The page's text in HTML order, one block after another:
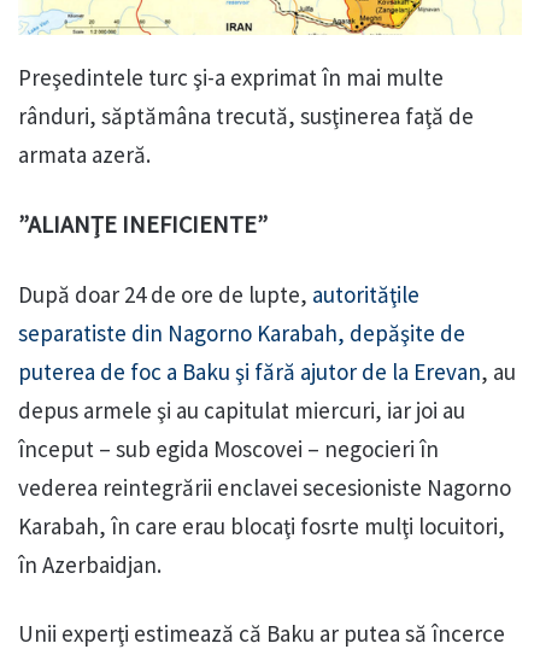
Preşedintele turc şi-a exprimat în mai multe
rânduri, săptămâna trecută, susţinerea faţă de
armata azeră.
”ALIANŢE INEFICIENTE”
După doar 24 de ore de lupte, autorităţile
separatiste din Nagorno Karabah, depăşite de
puterea de foc a Baku şi fără ajutor de la Erevan, au
depus armele şi au capitulat miercuri, iar joi au
început – sub egida Moscovei – negocieri în
vederea reintegrării enclavei secesioniste Nagorno
Karabah, în care erau blocaţi fosrte mulţi locuitori,
în Azerbaidjan.
Unii experţi estimează că Baku ar putea să încerce